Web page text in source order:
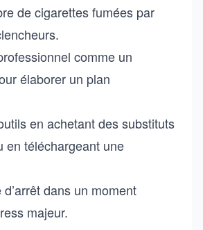
de cigarettes fumées par
comme un
élaborer un plan
en achetant des substituts
en téléchargeant une
dans un moment
majeur.